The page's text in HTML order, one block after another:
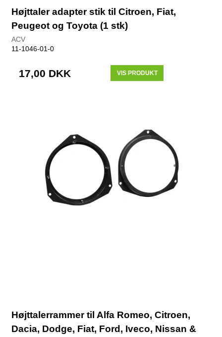
Højttaler adapter stik til Citroen, Fiat,
Peugeot og Toyota (1 stk)
ACV
11-1046-01-0
17,00 DKK VIS PRODUKT
Højttalerrammer til Alfa Romeo, Citroen,
Dacia, Dodge, Fiat, Ford, Iveco, Nissan &